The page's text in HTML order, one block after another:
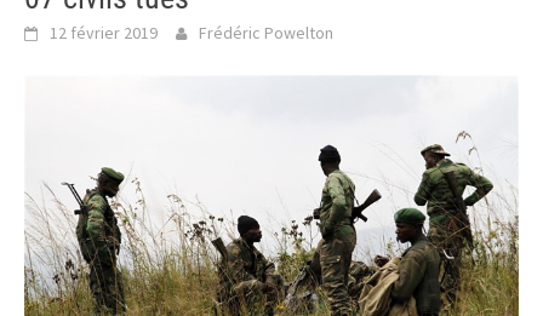
12 février 2019 Frédéric Powelton